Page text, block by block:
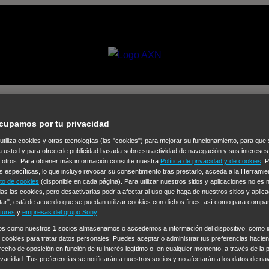
Selecciona un
Colección de Videos
Operación: Huracán House of Cards Despedida Salvaje
Cinco en familia Hudson & Rex Diez libras y un sueño Mr
y Lola High Country Los casos de Susan Ryeland: Moonflower
Libre de Culpa Morbius NCIS: Nueva Orleans Pandora En
Chicago Fire Monarch Circuito cerrado Alert: Unidad de
por tu privacidad
cookies y otras tecnologías (las "cookies") para mejorar su funcionamiento, para que
usted y para ofrecerle publicidad basada sobre su actividad de navegación y sus
otros. Para obtener más información consulte nuestra Política de privacidad y de cookies .
específicas, lo que incluye revocar su consentimiento tras prestarlo, acceda a la
de cookies (disponible en cada página). Para utilizar nuestros sitios y aplicaciones no es
las cookies, pero desactivarlas podría afectar al uso que haga de nuestros sitios y
está de acuerdo que se puedan utilizar cookies con dichos fines, así como para
y empresas del grupo Sony.
como nuestros 1 socios almacenamos o accedemos a información del dispositivo, como
para tratar datos personales. Puedes aceptar o administrar tus preferencias
de oposición en función de tu interés legítimo o, en cualquier momento, a través de la
Tus preferencias se notificarán a nuestros socios y no afectarán a los datos de